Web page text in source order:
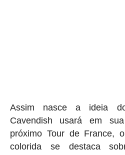
Assim nasce a ideia
Cavendish usará em
próximo Tour de France,
colorida se destaca